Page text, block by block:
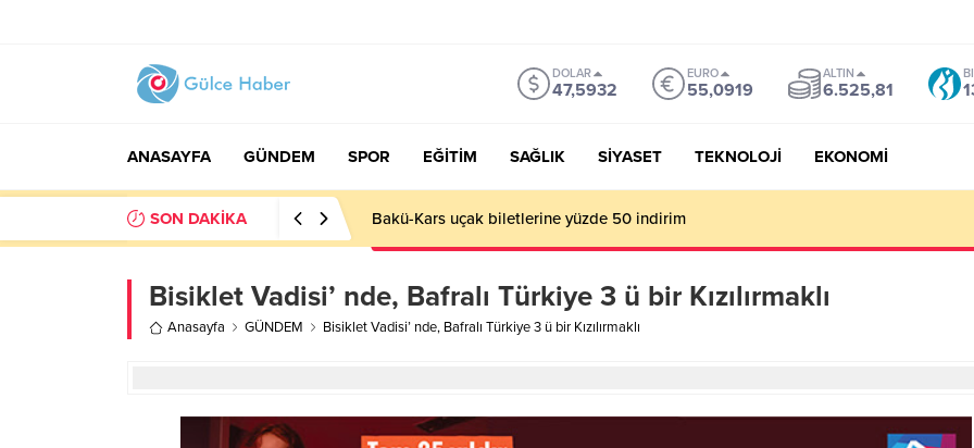
DOLAR
47,5932
EURO
55,0919
ALTIN
6.525,81
ANASAYFA GÜNDEM SPOR EĞİTİM SAĞLIK SİYASET TEKNOLOJİ EKONOMİ
SON DAKİKA Bakü-Kars uçak biletlerine yüzde 50 indirim
Bisiklet Vadisi’ nde, Bafralı Türkiye 3 ü bir Kızılırmaklı
Anasayfa GÜNDEM Bisiklet Vadisi’ nde, Bafralı Türkiye 3 ü bir Kızılırmaklı